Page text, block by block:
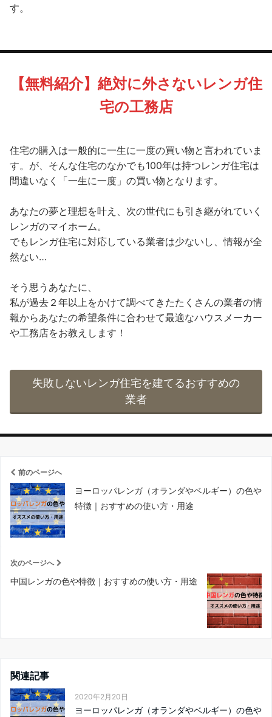
す。
【無料紹介】絶対に外さないレンガ住
宅の工務店
住宅の購入は一般的に一生に一度の買い物と言われていま
す。が、そんな住宅のなかでも100年は持つレンガ住宅は
間違いなく「一生に一度」の買い物となります。
あなたの夢と理想を叶え、次の世代にも引き継がれていく
レンガのマイホーム。
でもレンガ住宅に対応している業者は少ないし、情報が全
然ない…
そう思うあなたに、
私が過去２年以上をかけて調べてきたたくさんの業者の情
報からあなたの希望条件に合わせて最適なハウスメーカー
や工務店をお教えします！
失敗しないレンガ住宅を建てるおすすめの
業者
前のページへ
ヨーロッパレンガ（オランダやベルギー）の色や
特徴｜おすすめの使い方・用途
次のページへ
中国レンガの色や特徴｜おすすめの使い方・用途
関連記事
2020年2月20日
ヨーロッパレンガ（オランダやベルギー）の色や